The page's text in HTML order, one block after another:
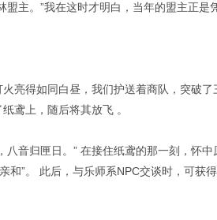
主。”我在这时才明白，当年的盟主正是
亮得如同白昼，我们护送着商队，突破
鸢上，随后将其放飞 。
音归匣日。” 在接住纸鸢的那一刻，怀
”。 此后，与乐师系NPC交谈时，可获得